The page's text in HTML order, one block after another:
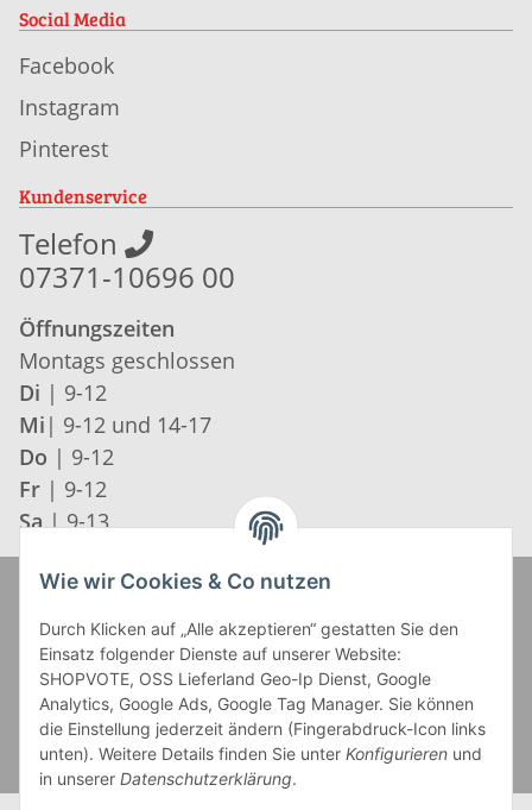
Social Media
Facebook
Instagram
Pinterest
Kundenservice
Telefon
07371-10696 00
Öffnungszeiten
Montags geschlossen
Di | 9-12
Mi | 9-12 und 14-17
Do | 9-12
Fr | 9-12
Sa | 9-13
Wie wir Cookies & Co nutzen
Durch Klicken auf „Alle akzeptieren“ gestatten Sie den
Einsatz folgender Dienste auf unserer Website:
SHOPVOTE, OSS Lieferland Geo-Ip Dienst, Google
Analytics, Google Ads, Google Tag Manager. Sie können
die Einstellung jederzeit ändern (Fingerabdruck-Icon links
unten). Weitere Details finden Sie unter Konfigurieren und
in unserer Datenschutzerklärung.